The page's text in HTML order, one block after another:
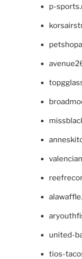
p-
united-
tios-